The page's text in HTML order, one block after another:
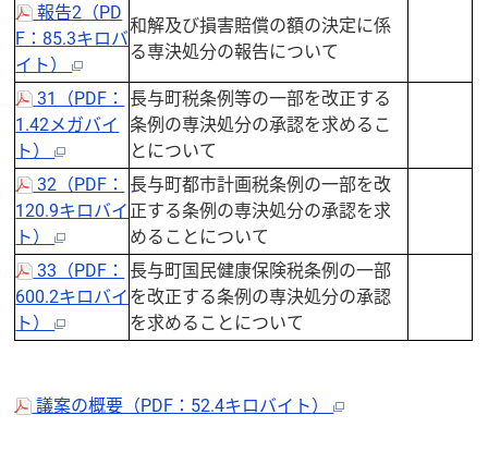
報告2（PD
F：85.3キロバ
イト）
和解及び損害賠償の額の決定に係
る専決処分の報告について
31（PDF：
1.42メガバイ
ト）
長与町税条例等の一部を改正する
条例の専決処分の承認を求めるこ
とについて
32（PDF：
120.9キロバイ
ト）
長与町都市計画税条例の一部を改
正する条例の専決処分の承認を求
めることについて
33（PDF：
600.2キロバイ
ト）
長与町国民健康保険税条例の一部
を改正する条例の専決処分の承認
を求めることについて
議案の概要（PDF：52.4キロバイト）